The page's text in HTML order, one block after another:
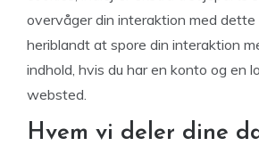
overvåger din interaktion med dette
heriblandt at spore din interaktion
indhold, hvis du har en konto og en
websted.
Hvem vi deler dine